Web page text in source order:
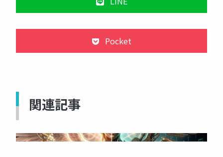
Pocket
関連記事
NOW PRINTING...